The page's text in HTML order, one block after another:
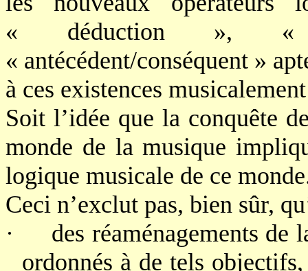
« déduction », «
« antécédent/conséquent »
à ces existences
Soit l’idée que la conquête
monde de la musique
logique musicale de ce
Ceci n’exclut pas, bien sûr,
·
des réaménagements
ordonnés à de tels